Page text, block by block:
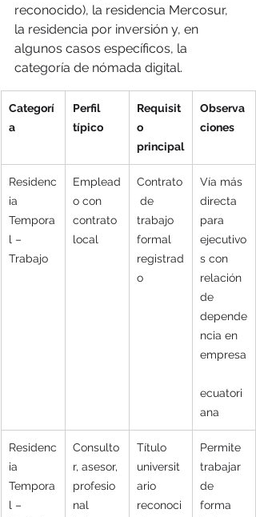
reconocido), la residencia Mercosur,
la residencia por inversión y, en
algunos casos específicos, la
categoría de nómada digital.
Categorí
a
Perfil
típico
Requisit
o
principal
Observa
ciones
Residenc
ia
Tempora
l –
Trabajo
Emplead
o con
contrato
local
Contrato
de
trabajo
formal
registrad
o
Vía más
directa
para
ejecutivo
s con
relación
de
depende
ncia en
empresa
ecuatori
ana
Residenc
ia
Tempora
l –
Consulto
r, asesor,
profesio
nal
Título
universit
ario
reconoci
Permite
trabajar
de
forma